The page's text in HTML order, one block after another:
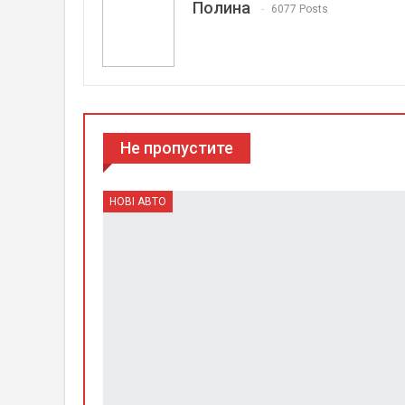
Полина 6077 Posts
Не пропустите
НОВІ АВТО